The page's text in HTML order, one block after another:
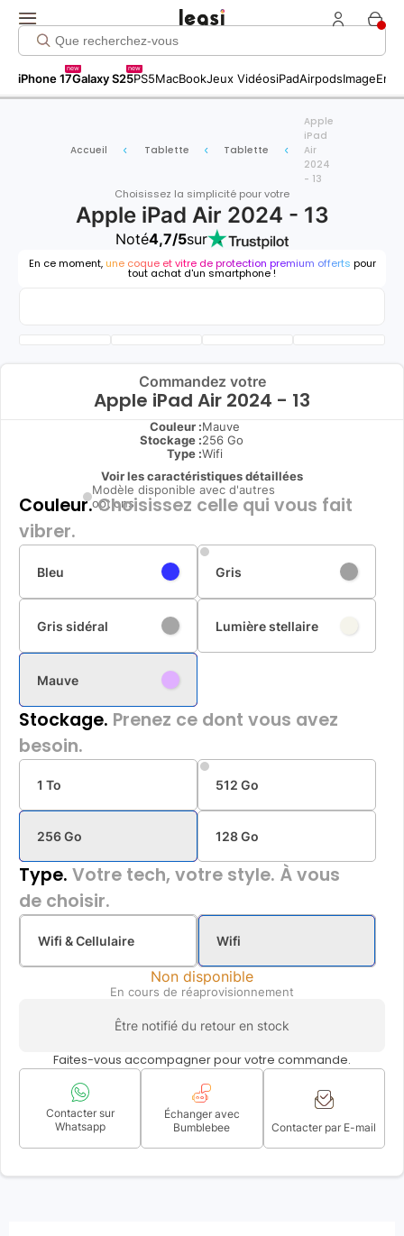
iPhone 17
new
Galaxy S25
new
PS5MacBookJeux VidéosiPadAirpodsImage
Accueil Tablette Tablette
Apple
iPad
Air
2024
- 13
Choisissez la simplicité pour votre
Apple iPad Air 2024 - 13
Noté4,7/5sur
En ce moment, une coque et vitre de protection premium offerts pour
tout achat d'un smartphone !
Commandez votre
Apple iPad Air 2024 - 13
Couleur :Mauve
Stockage :256 Go
Type :Wifi
Voir les caractéristiques détaillées
Modèle disponible avec d'autres
options
Couleur.Choisissez celle qui vous fait
vibrer.
Bleu Gris
Gris sidéral Lumière stellaire
Mauve
Stockage. Prenez ce dont vous avez
besoin.
1 To 512 Go
256 Go 128 Go
Type. Votre tech, votre style. À vous
de choisir.
Wifi & Cellulaire Wifi
Non disponible
En cours de réaprovisionnement
Être notifié du retour en stock
Faites-vous accompagner pour votre commande.
Contacter sur
Whatsapp
Échanger avec
Bumblebee
Contacter par E-mail